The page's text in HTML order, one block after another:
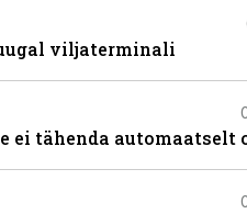
viljaterminali
ei tähenda automaatselt